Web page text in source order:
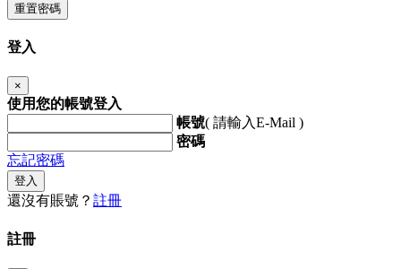
重置密碼
登入
×
使用您的帳號登入
帳號( 請輸入E-Mail )
密碼
忘記密碼
登入
還沒有賬號？ 註冊
註冊